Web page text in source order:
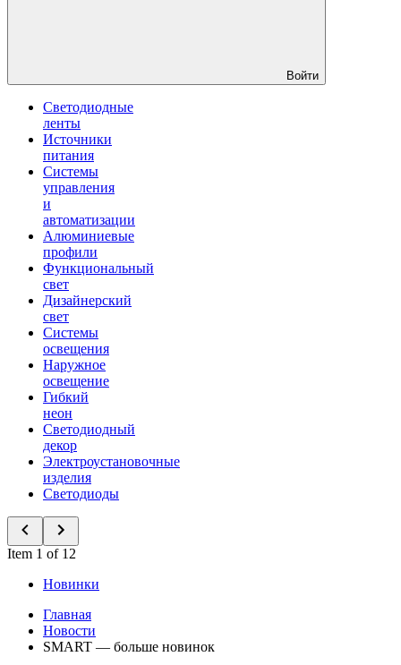
Войти
Светодиодные
ленты
Источники
питания
Системы
управления
и
автоматизации
Алюминиевые
профили
Функциональный
свет
Дизайнерский
свет
Системы
освещения
Наружное
освещение
Гибкий
неон
Светодиодный
декор
Электроустановочные
изделия
Светодиоды
Item 1 of 12
Новинки
Главная
Новости
SMART — больше новинок